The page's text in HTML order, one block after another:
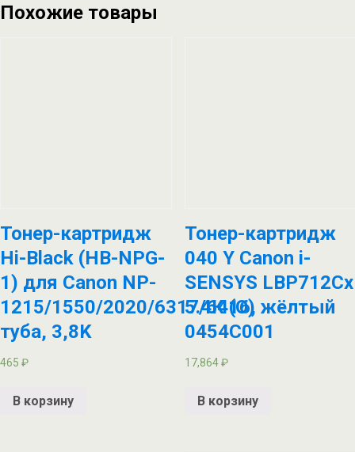
Kyocera
TASKalfa
Похожие товары
Тонер-картридж
Hi-Black (HB-NPG-
1) для Canon NP-
1215/1550/2020/6317/6416,
туба, 3,8K
465 ₽
В корзину
Тонер-картридж
040 Y Canon i-
SENSYS LBP712Cx
5.4К (О) жёлтый
0454C001
17,864₽
В корзину